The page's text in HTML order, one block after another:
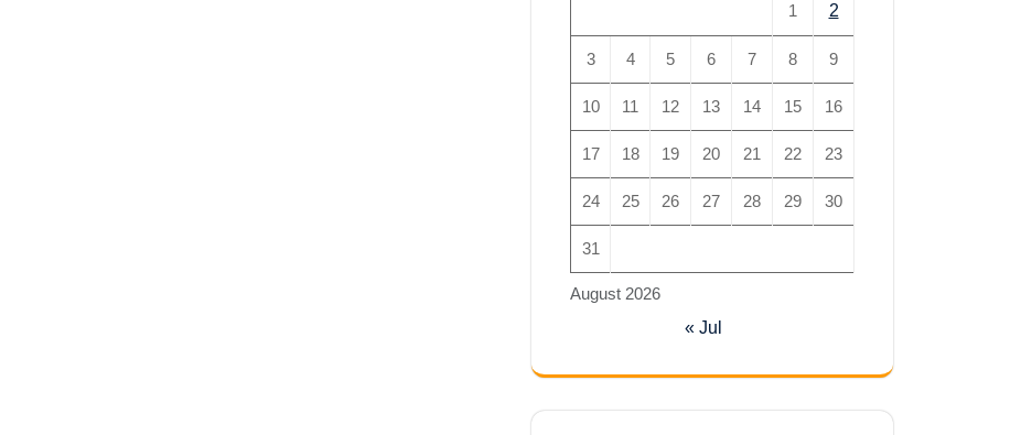
August 2026
1 2
3 4 5 6 7 8 9
10 11 12 13 14 15 16
17 18 19 20 21 22 23
24 25 26 27 28 29 30
31
« Jul